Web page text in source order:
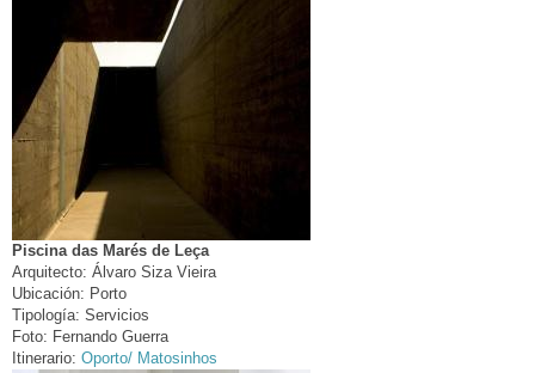
Piscina das Marés de Leça
Arquitecto: Álvaro Siza Vieira
Ubicación: Porto
Tipología: Servicios
Foto: Fernando Guerra
Itinerario: Oporto/ Matosinhos